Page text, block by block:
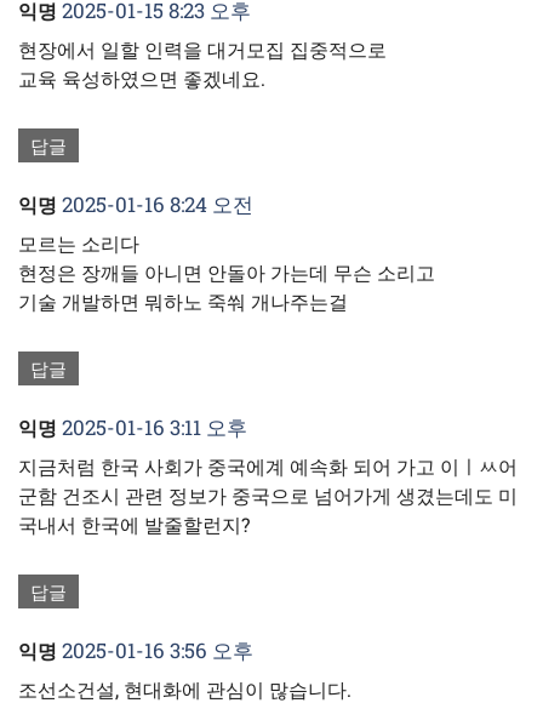
익명 2025-01-15 8:23 오후
현장에서 일할 인력을 대거모집 집중적으로
교육 육성하였으면 좋겠네요.
답글
익명 2025-01-16 8:24 오전
모르는 소리다
현정은 장깨들 아니면 안돌아 가는데 무슨 소리고
기술 개발하면 뭐하노 죽쒀 개나주는걸
답글
익명 2025-01-16 3:11 오후
지금처럼 한국 사회가 중국에계 예속화 되어 가고 이ㅣㅆ어
군함 건조시 관련 정보가 중국으로 넘어가게 생겼는데도 미
국내서 한국에 발줄할런지?
답글
익명 2025-01-16 3:56 오후
조선소건설, 현대화에 관심이 많습니다.